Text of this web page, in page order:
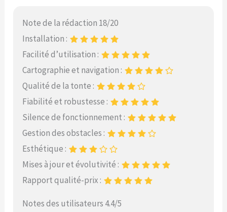
Note de la rédaction 18/20
Installation :
Facilité d’utilisation :
Cartographie et navigation :
Qualité de la tonte :
Fiabilité et robustesse :
Silence de fonctionnement :
Gestion des obstacles :
Esthétique :
Mises à jour et évolutivité :
Rapport qualité-prix :
Notes des utilisateurs 4.4/5